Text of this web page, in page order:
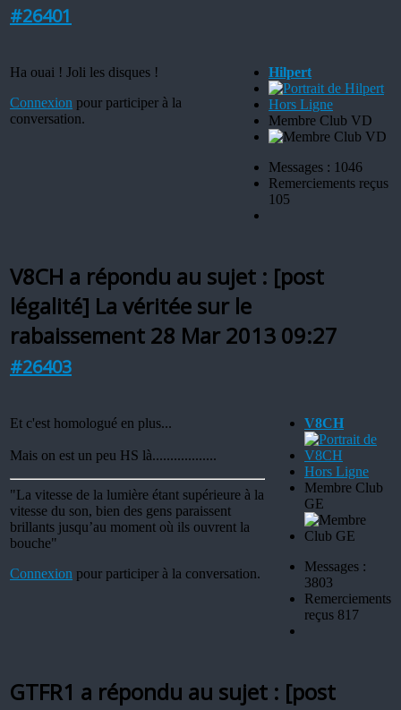
#26401
Ha ouai ! Joli les disques !
Connexion pour participer à la
conversation.
Hilpert
Hors Ligne
Membre Club VD
Messages : 1046
Remerciements reçus
105
V8CH a répondu au sujet : [post
légalité] La véritée sur le
rabaissement 28 Mar 2013 09:27
#26403
Et c'est homologué en plus...
Mais on est un peu HS là..................
"La vitesse de la lumière étant supérieure à la
vitesse du son, bien des gens paraissent
brillants jusqu’au moment où ils ouvrent la
bouche"
Connexion pour participer à la conversation.
V8CH
Hors Ligne
Membre Club
GE
Messages :
3803
Remerciements
reçus 817
GTFR1 a répondu au sujet : [post